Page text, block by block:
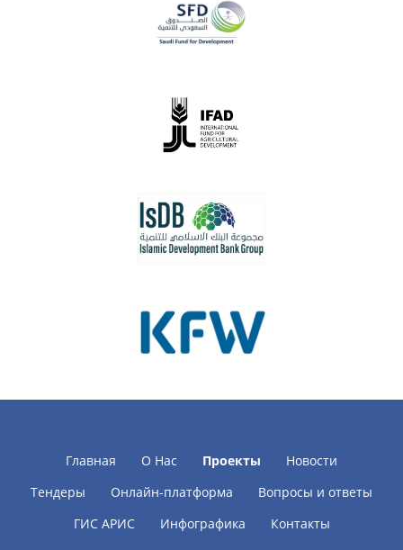
Главная О Нас Проекты
Новости
Тендеры
Онлайн-платформа
Вопросы и ответы
ГИС АРИС
Инфографика Контакты